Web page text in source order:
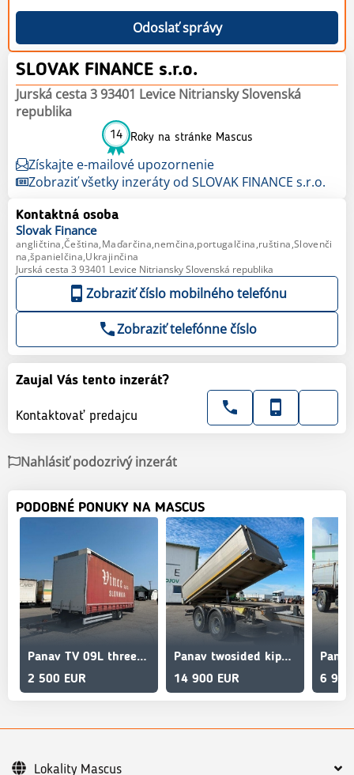
Odoslať správy
SLOVAK FINANCE s.r.o.
Jurská cesta 3 93401 Levice Nitriansky Slovenská
republika
14 Roky na stránke Mascus
Získajte e-mailové upozornenie
Zobraziť všetky inzeráty od SLOVAK FINANCE s.r.o.
Kontaktná osoba
Slovak Finance
angličtina,Čeština,Maďarčina,nemčina,portugalčina,ruština,Slovenči
na,španielčina,Ukrajinčina
Jurská cesta 3 93401 Levice Nitriansky Slovenská republika
Zobraziť číslo mobilného telefónu
Zobraziť telefónne číslo
Zaujal Vás tento inzerát?
Kontaktovať predajcu
Nahlásiť podozrivý inzerát
PODOBNÉ PONUKY NA MASCUS
Panav TV 09L threesided strickling vin 160
2 500 EUR
Panav twosided kipper, Fe body vin 806
14 900 EUR
6 900
Lokality Mascus